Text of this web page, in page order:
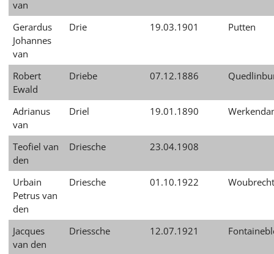
van
Gerardus
Johannes
van
Drie 19.03.1901 Putten
Robert
Ewald
Driebe 07.12.1886
Adrianus
van
Driel 19.01.1890
Teofiel van
den
Driesche 23.04.1908
Urbain
Petrus van
den
Driesche 01.10.1922
Jacques
van den
Driessche 12.07.1921